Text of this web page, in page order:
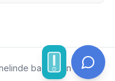
bağlı kalın